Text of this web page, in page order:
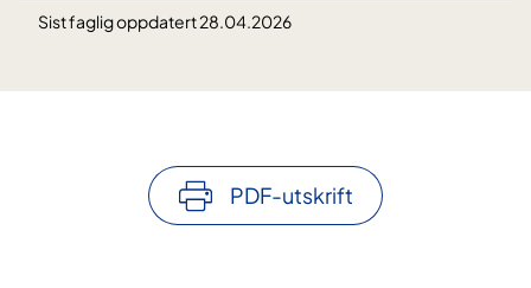
Sist faglig oppdatert 28.04.2026
PDF-utskrift